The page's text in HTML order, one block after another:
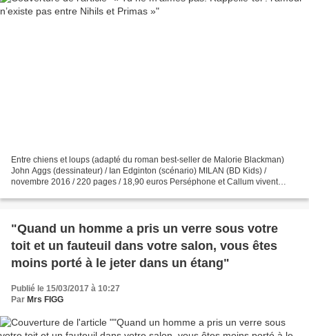
Entre chiens et loups (adapté du roman best-seller de Malorie Blackman)
John Aggs (dessinateur) / Ian Edginton (scénario) MILAN (BD Kids) /
novembre 2016 / 220 pages / 18,90 euros Perséphone et Callum vivent
"Quand un homme a pris un verre sous votre
toit et un fauteuil dans votre salon, vous êtes
moins porté à le jeter dans un étang"
Publié le 15/03/2017 à 10:27
Par Mrs FIGG